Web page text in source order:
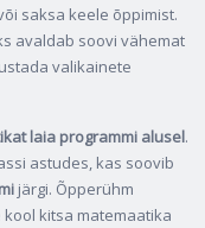
saksa keele õppimist.
avaldab soovi vähemat
valikainete
laia programmi alusel.
astudes, kas soovib
järgi. Õpperühm
kitsa matemaatika